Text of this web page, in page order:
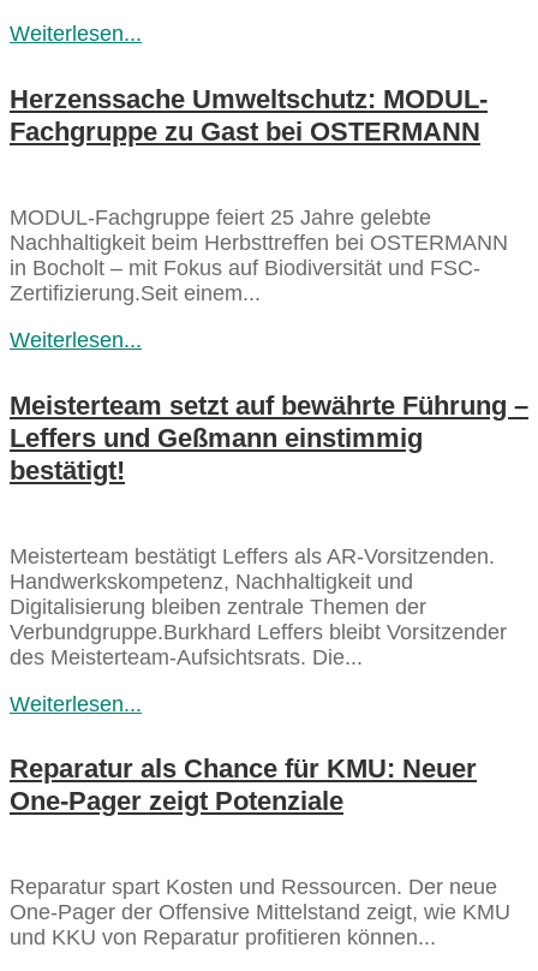
Weiterlesen...
Herzenssache Umweltschutz: MODUL-
Fachgruppe zu Gast bei OSTERMANN
MODUL-Fachgruppe feiert 25 Jahre gelebte
Nachhaltigkeit beim Herbsttreffen bei OSTERMANN
in Bocholt – mit Fokus auf Biodiversität und FSC-
Zertifizierung.Seit einem...
Weiterlesen...
Meisterteam setzt auf bewährte Führung –
Leffers und Geßmann einstimmig
bestätigt!
Meisterteam bestätigt Leffers als AR-Vorsitzenden.
Handwerkskompetenz, Nachhaltigkeit und
Digitalisierung bleiben zentrale Themen der
Verbundgruppe.Burkhard Leffers bleibt Vorsitzender
des Meisterteam-Aufsichtsrats. Die...
Weiterlesen...
Reparatur als Chance für KMU: Neuer
One-Pager zeigt Potenziale
Reparatur spart Kosten und Ressourcen. Der neue
One-Pager der Offensive Mittelstand zeigt, wie KMU
und KKU von Reparatur profitieren können...